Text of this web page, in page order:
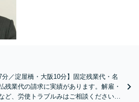
分／淀屋橋・大阪10分】固定残業代・名
残業代の請求に実績があります。解雇・
ど、労使トラブルみはご相談ください。